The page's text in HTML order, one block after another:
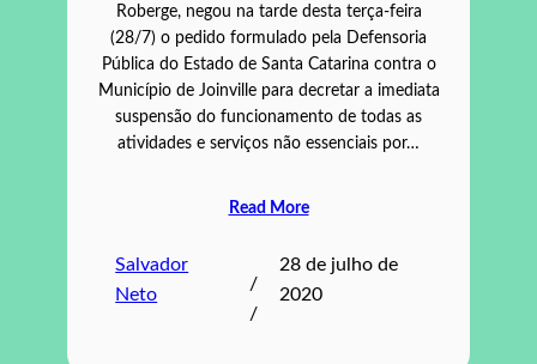
Roberge, negou na tarde desta terça-feira
(28/7) o pedido formulado pela Defensoria
Pública do Estado de Santa Catarina contra o
Município de Joinville para decretar a imediata
suspensão do funcionamento de todas as
atividades e serviços não essenciais por…
Read More
Salvador
Neto
/
/
28 de julho de
2020